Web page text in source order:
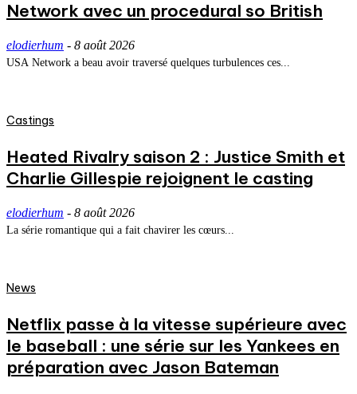
Network avec un procedural so British
elodierhum - 8 août 2026
USA Network a beau avoir traversé quelques turbulences ces...
Castings
Heated Rivalry saison 2 : Justice Smith et
Charlie Gillespie rejoignent le casting
elodierhum - 8 août 2026
La série romantique qui a fait chavirer les cœurs...
News
Netflix passe à la vitesse supérieure avec
le baseball : une série sur les Yankees en
préparation avec Jason Bateman